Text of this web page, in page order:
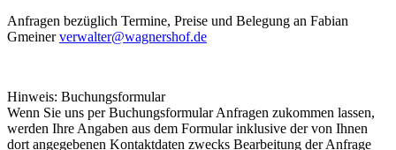
Anfragen bezüglich Termine, Preise und Belegung an Fabian
Gmeinerverwalter@wagnershof.de
Hinweis: Buchungsformular
Wenn Sie uns per Buchungsformular Anfragen zukommen lassen,
werden Ihre Angaben aus dem Formular inklusive der von Ihnen
dort angegebenen Kontaktdaten zwecks Bearbeitung der Anfrage